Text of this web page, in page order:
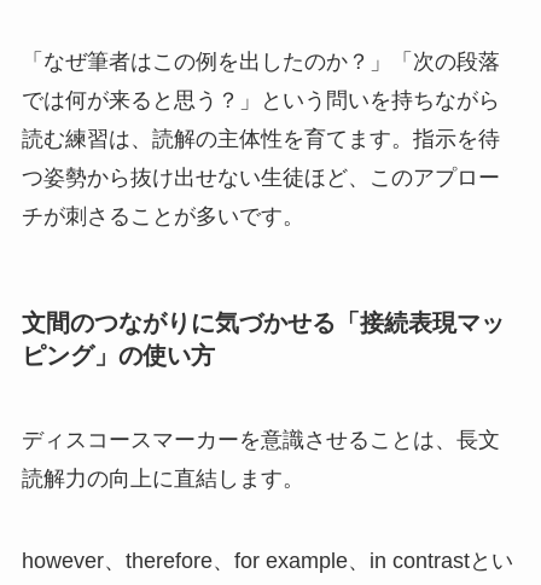
「なぜ筆者はこの例を出したのか？」「次の段落
では何が来ると思う？」という問いを持ちながら
読む練習は、読解の主体性を育てます。指示を待
つ姿勢から抜け出せない生徒ほど、このアプロー
チが刺さることが多いです。
文間のつながりに気づかせる「接続表現マッ
ピング」の使い方
ディスコースマーカーを意識させることは、長文
読解力の向上に直結します。
however、therefore、for example、in contrastとい